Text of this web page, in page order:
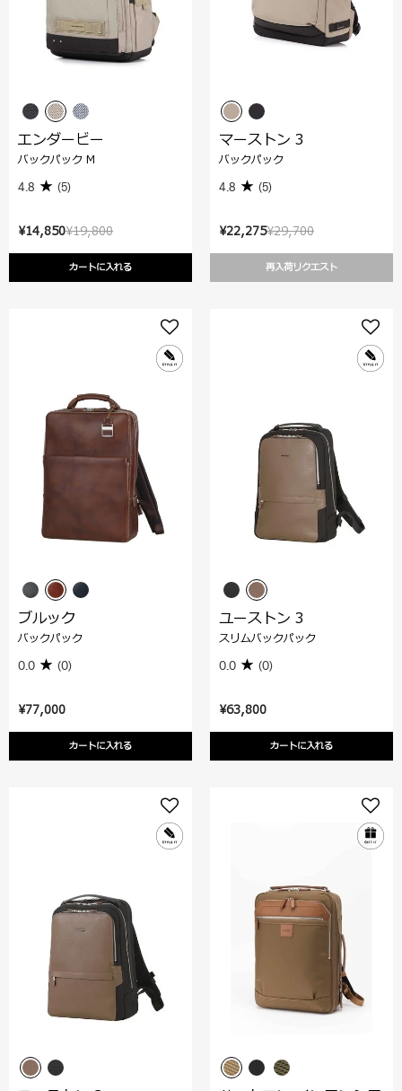
¥19,800
¥14,850
カートに入れる
エンダービー
バックパック M
4.8 (5)
¥29,700
¥22,275
再入荷リクエスト
マーストン 3
バックパック
4.8 (5)
¥77,000
カートに入れる
ブルック
バックパック
0.0 (0)
¥63,800
カートに入れる
ユーストン 3
スリムバックパック
0.0 (0)